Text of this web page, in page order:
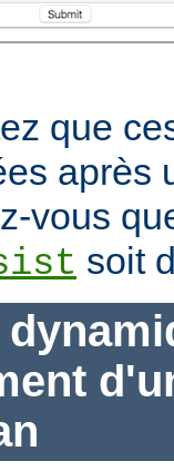
que
après
vous
soit